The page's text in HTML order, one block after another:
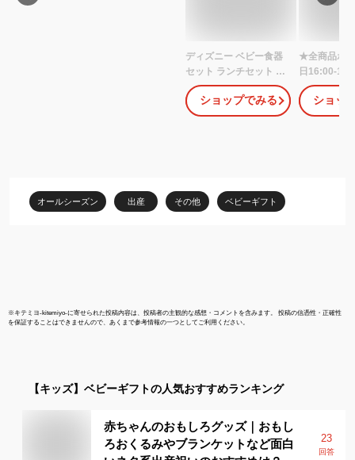
ディズニー ベビー食器
セット ランチセット 出
産祝い お食事エプロン
ベビーギフトセット 離
乳食 お食い初め 電子レ
ショップでみる
★全商品ポ
日16:00-18
【10mois
マ) プレー
ショッ
オールシーズン 出産 その他 ベビーギフト
※キテミヨ-kitemiyo-に寄せられた投稿内容は、投稿者の主観的な感想・コメントを含みます。 投稿の信憑性・正確性
を保証することはできませんので、あくまで参考情報の一つとしてご利用ください。
【キッズ】 ベビーギフトの人気おすすめランキング
赤ちゃんのおもしろグッズ｜おもし
ろおくるみやブランケットなど面白
23
回答